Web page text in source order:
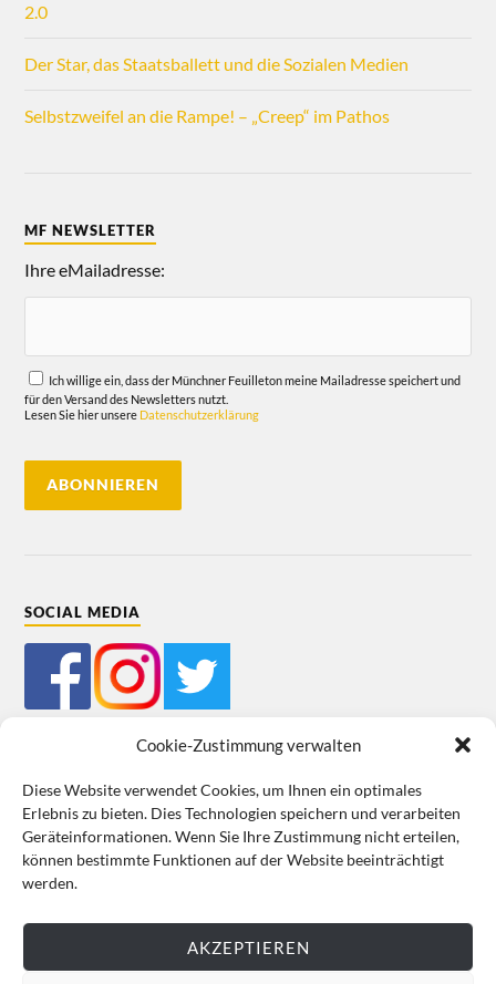
Cookie-Zustimmung verwalten
Diese Website verwendet Cookies, um Ihnen ein optimales
Erlebnis zu bieten. Dies Technologien speichern und verarbeiten
Geräteinformationen. Wenn Sie Ihre Zustimmung nicht erteilen,
können bestimmte Funktionen auf der Website beeinträchtigt
werden.
AKZEPTIEREN
2.0
Der Star, das Staatsballett und die Sozialen Medien
Selbstzweifel an die Rampe! – „Creep“ im Pathos
MF NEWSLETTER
Ihre eMailadresse:
Ich willige ein, dass der Münchner Feuilleton meine Mailadresse speichert und
für den Versand des Newsletters nutzt.
Lesen Sie hier unsere Datenschutzerklärung
SOCIAL MEDIA
Mein Bestellkonto Kundeninformationen Datenschutz
Cookie-Richtlinie (EU) Impressum
VERTRAG WIDERRUFEN